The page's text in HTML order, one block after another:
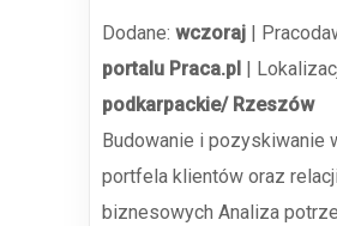
Dodane: wczoraj |
portalu Praca.pl |
podkarpackie/ Rzeszów
Budowanie i pozyskiwanie
portfela klientów oraz relacji
biznesowych Analiza